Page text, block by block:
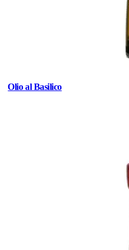
Olio al Basilico